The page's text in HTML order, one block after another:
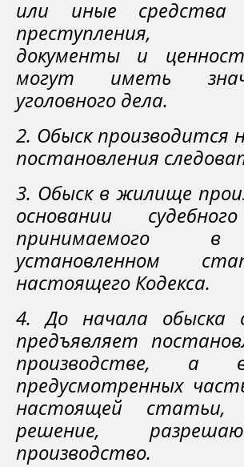
или иные средства
преступления,
документы и
могут иметь
уголовного дела.
2. Обыск производится
постановления
3. Обыск в жилище
основании
принимаемого в
установленном
настоящего Кодекса.
4. До начала обыска
предъявляет
производстве, а
предусмотренных
настоящей статьи,
решение,
производство.